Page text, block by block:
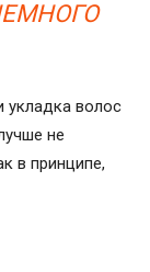
укладка волос
не
в принципе,